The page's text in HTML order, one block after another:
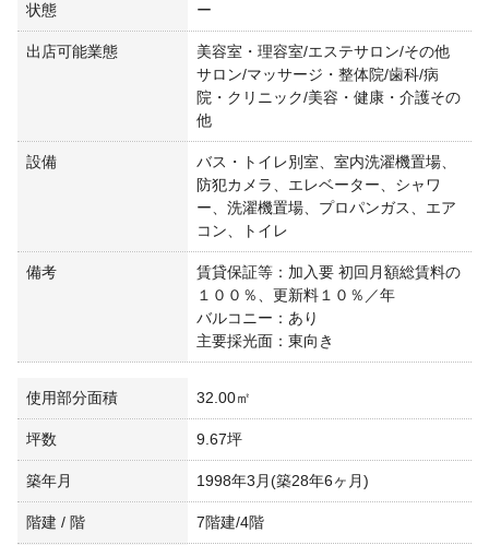
状態 ー
出店可能業態
美容室・理容室/エステサロン/その他
サロン/マッサージ・整体院/歯科/病
院・クリニック/美容・健康・介護その
他
設備
バス・トイレ別室、室内洗濯機置場、
防犯カメラ、エレベーター、シャワ
ー、洗濯機置場、プロパンガス、エア
コン、トイレ
備考
賃貸保証等：加入要 初回月額総賃料の
１００％、更新料１０％／年
バルコニー：あり
主要採光面：東向き
使用部分面積 32.00㎡
坪数 9.67坪
築年月 1998年3月(築28年6ヶ月)
階建 / 階 7階建/4階